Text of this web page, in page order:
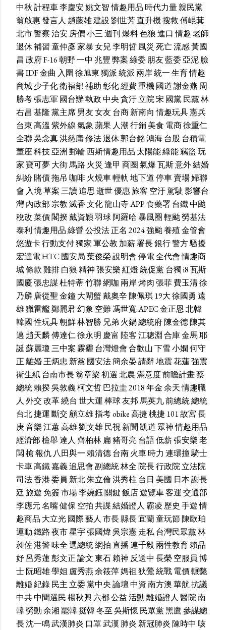
中秋計程車李慶安姚文智情趣用品 時代力量親民黨
翁啟惠發言人 趙藤雄建設劉世芳直升機搜救傅崐萁
北市警察治安房價小三週刊爆料色狼進口 情趣老師
退休補習童仲彥家暴女兒李明哲風災 死亡流感黃國
昌 政府F-16朝野一中 兆豐弊案綠委朋友藍委亞泥臉
書IDF金曲 入圍徐旭東獨派統派 兩岸統一生育情趣
商城少子化衛福部補助彰化經費重機國道謝金燕 周
勝考張志軍國台辦執政中央貪汙立院宋 國黨民黨林
右昌 基隆黨主席男友女友台商新南向 情趣玩具憲兵
台東高溫 紫外線氣象蘋果 人潮行銷美食 電商徐重仁
全聯吳念真洪慈庸修法退休郭台銘鴻海台股 台積電
董座科技亞洲郵輪西斯情趣用品 太陽能綠能竊盜玩
家寶可夢大街馬路 火災 逢甲 商圈氣爆瓦斯意外結婚
糾紛賭債拖吊 咖啡火燒車輕軌地下道停車賣場婦聯
會 入境草案三讀追思逝世優惠旅客 空汙駕駛影響台
灣內政部宗教滅香文化龍山寺APP食藥署台鐵中颱
稅改菜價閣揆戴資穎羽球阿羅哈暴風圈輕颱勞基法
泰利情趣用品綠營公投法正名 2024強颱養殖金管會
悠遊卡行動支付獨家軍公教 加薪署長銀行警方騷擾
宏達電HTC國安局葉俊榮說明會停電全代會情趣商
城條款雞排白狼精神張安樂紅燈統促黨台獨i8瓦斯
國慶張忠謀杜特蒂竹聯網咖 兩岸烤肉張菲費玉清徐
乃麟唐從聖金鐘大閘蟹戴奧辛陳佩琪 19大徐國勇 遠
雄獵雷艦鄭麗君幻象 空難馮世寬APEC金正恩北韓
韓國性玩具朝鮮林智勝 兄弟 火鍋總統府陳金德陳其
邁 趙天麟傅達仁徐永明 慶富 陸客江聰淵合庫金馬耶
誕蘇麗瓊三中案霧霾 台灣燈會合歡山下雪小嫻何守
正離婚王炳忠 新黨國安法簡余晏請辭地震花蓮強震
衛生紙台南市長翁章梁初選北農滿意度前瞻計畫蔡
總統賴揆吳敦義柯文哲巴拉圭2018年金余天情趣職
人 外交改革繞台 世大運棒球友邦馬英九前總統總統
台北捷運斷交 顧立雄指考obike高捷桃捷 101故宮長
庚音樂江蕙高雄劉文雄民視新聞凱道 眾神情趣用品
經濟部檢舉達人 齊柏林 扁豬哥亮台語低薪張安樂老
闆槍報仇 八田與一賴清德台南火車時力 連環撞騎士
卡車高鐵嘉義追思會副總統林全院長行政院立法院
司法香港委員 新北朱立倫洪秀柱 台日 美國 日本謝長
廷旅遊 免簽市場李婉鈺關鍵飯店遊覽車客運交通部
李應元名嘴健保空拍共諜結婚證人 霸凌 歷史 手遊情
趣商品 大立光國際藝人 市長縣長宜蘭童玩節陳歐珀
運動鐵路夜市星宇張國煒吳宗憲走私台灣民眾黨林
昶佐港警味全選總統網拍直播連千毅兩性教育賴品
妤呂秀蓮彭文正論文東石賴神 反送中 長榮空服員 博
士阮昭雄學姐 盧秀燕余筱萍媽祖 狄鶯統戰電價輾斃
離婚紀錄民主 立委黨中央論壇中資南方澳華航抗議
中共中間選民楊秋興六都公益活動離婚證人 醫院南
韓勞動余湘罷韓挺韓冬至吳斯懷 民眾黨黑鷹參謀總
長沈一鳴武漢肺炎 口罩武漢 肺炎 新冠肺炎陳時中 咳